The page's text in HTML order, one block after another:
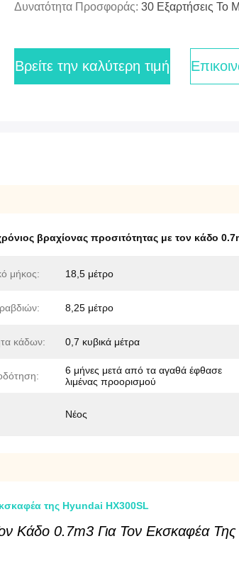
Δυνατότητα Προσφοράς: 30 Εξαρτήσεις Το
Βρείτε την καλύτερη τιμή
βραχίονας προσιτότητας με τον κάδο
μήκος: 18,5 μέτρο
8,25 μέτρο
κάδων: 0,7 κυβικά μέτρα
6 μήνες μετά από τα αγαθά έφθασε
λιμένας προορισμού
Νέος
της Hyundai HX300SL
Κάδο 0.7m3 Για Τον Εκσκαφέα